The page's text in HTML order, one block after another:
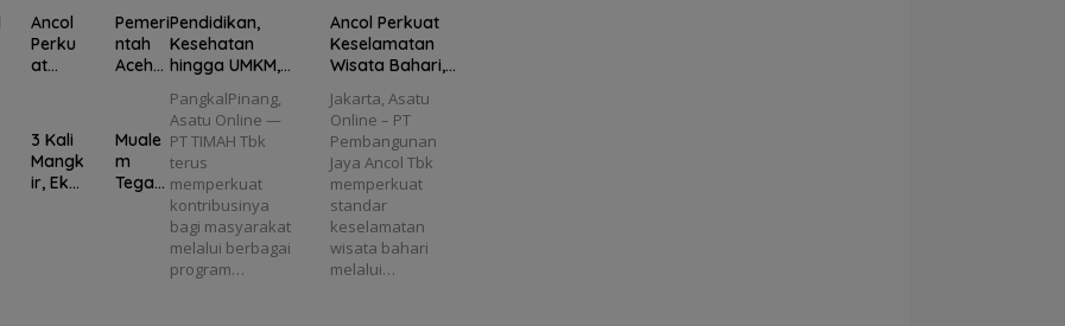
Ancol
Perku
at
Wisata
Bahari
,
Seluru
Pemeri
ntah
Aceh
Dana
Benca
na
2025
3 Kali
Mangk
ir, Eks
Muale
m
Tegas
Pendidikan,
Kesehatan
hingga UMKM,
TIMAH Jangkau
69.653 Penerima
Manfaat
PangkalPinang,
Asatu Online —
PT TIMAH Tbk
terus
memperkuat
kontribusinya
bagi masyarakat
melalui berbagai
program…
Ancol Perkuat
Keselamatan
Wisata Bahari,
Wisata Wajib
Kantongi E-Pas
Kecil
Jakarta, Asatu
Online – PT
Pembangunan
Jaya Ancol Tbk
memperkuat
standar
keselamatan
wisata bahari
melalui…